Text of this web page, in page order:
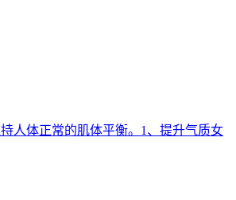
人体正常的肌体平衡。1、提升气质女